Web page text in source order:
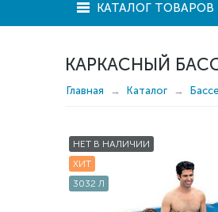
КАТАЛОГ ТОВАРОВ
КАРКАСНЫЙ
Главная Каталог
НЕТ В НАЛИЧИИ
ХИТ
3032 Л